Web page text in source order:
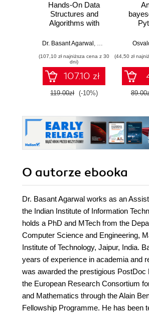
Hands-On Data
Structures and
Algorithms with
complex and
using the latest
features of Python
3.7 - Second
Edition
Dr. Basant Agarwal , Benjamin Baka
(107,10 zł najniższa cena z 30
dni)
107.10 zł
119.00zł (-10%)
(44,50 zł
O autorze ebooka
Dr. Basant Agarwal works as an
the Indian Institute of Information
holds a PhD and MTech from the
Computer Science and Engineering,
Institute of Technology, Jaipur, India.
years of experience in academia and
was awarded the prestigious PostDoc
the European Research Consortium
and Mathematics through the Alain
Fellowship Programme. He has been